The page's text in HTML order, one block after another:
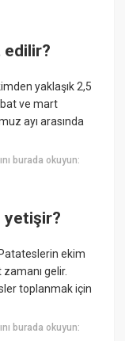
edilir?
yaklaşık 2,5
ve mart
ayı arasında
burada okuyun:
yetişir?
Patateslerin ekim
gelir.
toplanmak için
burada okuyun: